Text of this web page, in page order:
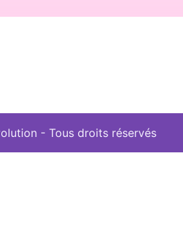
- Tous droits réservés